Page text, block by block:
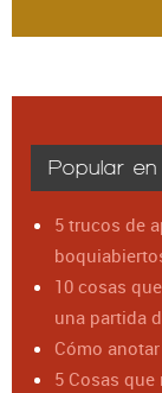
Popular
5 trucos de
10 cosas
una partida
Cómo
5 Cosas